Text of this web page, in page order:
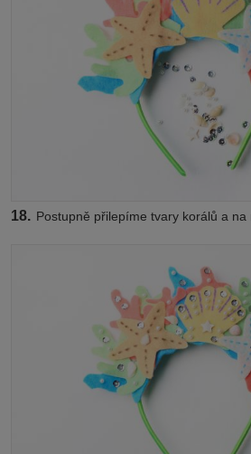
18. Postupně přilepíme tvary korálů a na